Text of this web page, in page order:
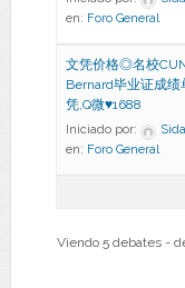
en: Foro General
文凭价格◎名校
Bernard毕业证成绩
凭,Q微♥1688
Iniciado por:
en: Foro General
Viendo 5 debates -